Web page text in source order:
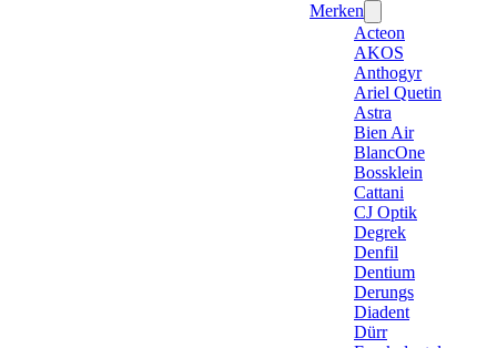
Merken
Acteon
AKOS
Anthogyr
Ariel Quetin
Astra
Bien Air
BlancOne
Bossklein
Cattani
CJ Optik
Degrek
Denfil
Dentium
Derungs
Diadent
Dürr